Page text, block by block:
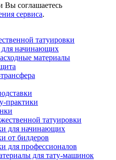
Вы соглашаетесь
сервиса.
татуировки
для начинающих
материалы
практики
татуировки
для начинающих
от билдеров
для профессионалов
для тату-машинок